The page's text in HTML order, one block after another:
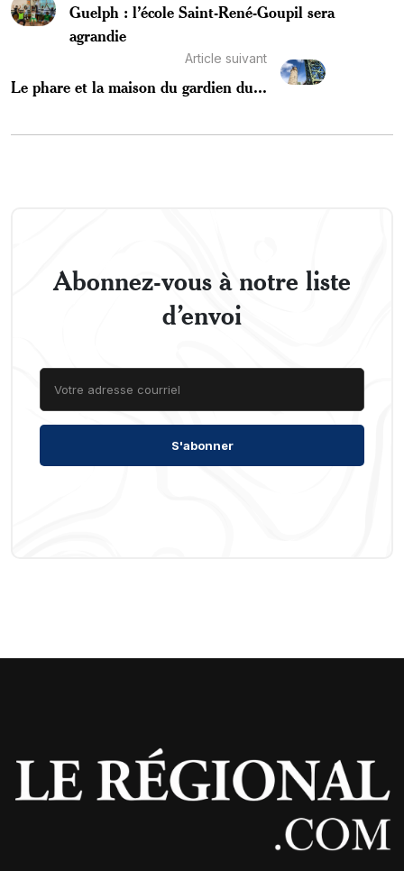
Guelph : l’école Saint-René-Goupil sera
agrandie
Article suivant
Le phare et la maison du gardien du...
Abonnez-vous à notre liste
d’envoi